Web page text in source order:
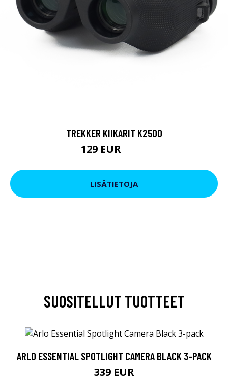
TREKKER KIIKARIT K2500
129 EUR
LISÄTIETOJA
SUOSITELLUT TUOTTEET
ARLO ESSENTIAL SPOTLIGHT CAMERA BLACK 3-PACK
339 EUR